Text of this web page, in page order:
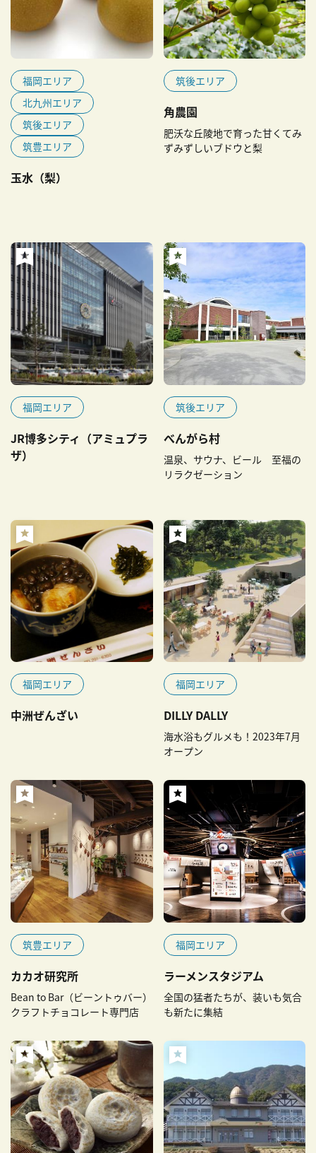
福岡エリア
北九州エリア
筑後エリア
筑豊エリア
玉水（梨）
筑後エリア
角農園
肥沃な丘陵地で育った甘くてみ
ずみずしいブドウと梨
福岡エリア
JR博多シティ（アミュプラ
ザ）
筑後エリア
べんがら村
温泉、サウナ、ビール 至福の
リラクゼーション
福岡エリア
中洲ぜんざい
福岡エリア
DILLY DALLY
海水浴もグルメも！2023年7月
オープン
筑豊エリア
カカオ研究所
Bean to Bar（ビーントゥバー）
クラフトチョコレート専門店
福岡エリア
ラーメンスタジアム
全国の猛者たちが、装いも気合
も新たに集結